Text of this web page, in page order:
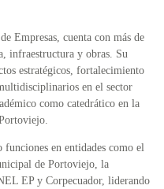
Empresas, cuenta con más de
infraestructura y obras. Su
estratégicos, fortalecimiento
en el sector
como catedrático en la
funciones en entidades como el
de Portoviejo, la
EP y Corpecuador, liderando